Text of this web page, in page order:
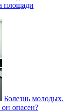
площади
Болезнь молодых.
опасен?